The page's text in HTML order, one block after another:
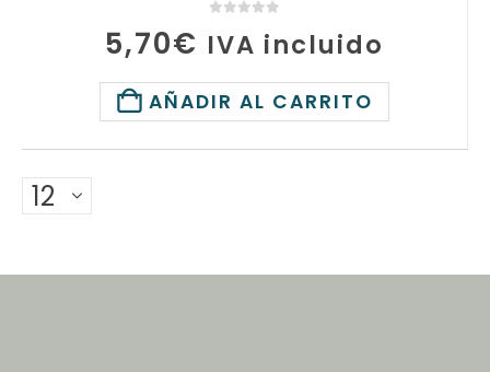
5,70€ IVA incluido
AÑADIR AL CARRITO